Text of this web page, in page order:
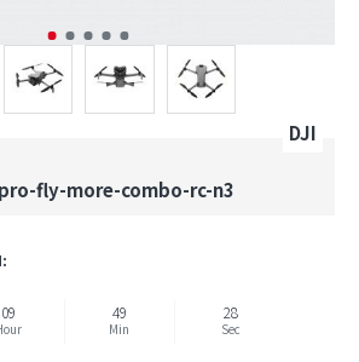
fly-more-combo-rc-n3
DJI
09 49
Min
28
Sec